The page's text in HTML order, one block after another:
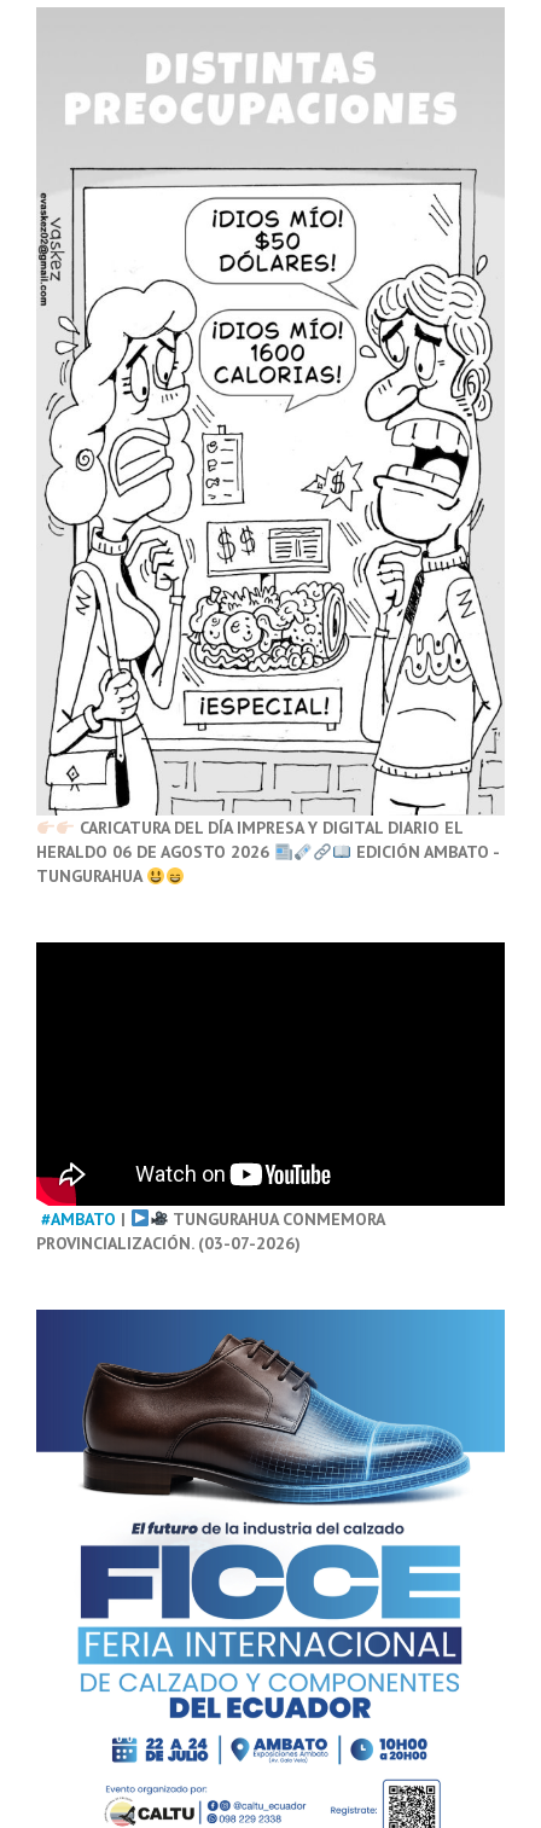
CARICATURA DEL DÍA IMPRESA Y DIGITAL DIARIO EL
HERALDO 06 DE AGOSTO 2026
EDICIÓN AMBATO -
TUNGURAHUA
#AMBATO |
TUNGURAHUA CONMEMORA
PROVINCIALIZACIÓN. (03-07-2026)